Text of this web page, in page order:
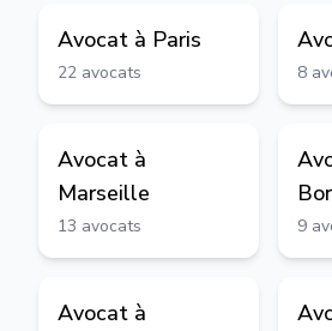
Avocat à Paris
22 avocats 8
Avocat à
Marseille
13 avocats 9
Avocat à